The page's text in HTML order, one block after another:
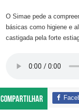
O Simae pede a
básicas como higiene e
castigada pela forte
Compartilhar